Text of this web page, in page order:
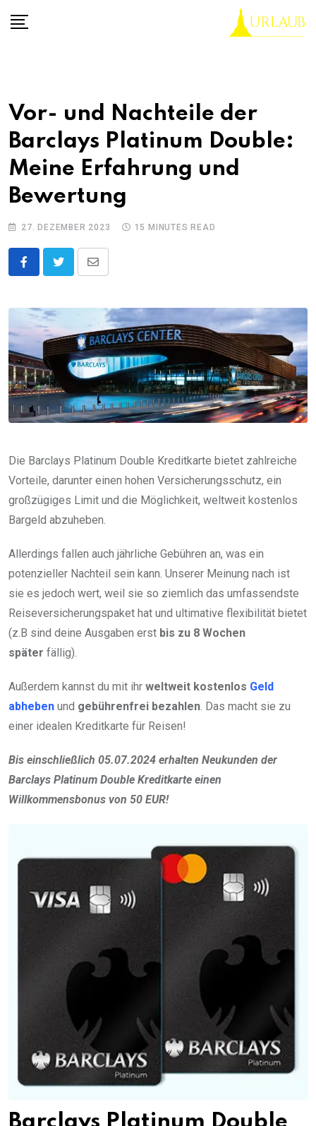
Vor- und Nachteile der
Barclays Platinum Double:
Meine Erfahrung und
Bewertung
27. DEZEMBER 2023 15 MINUTES READ
Share
Email
Die Barclays Platinum Double Kreditkarte bietet zahlreiche
Vorteile, darunter einen hohen Versicherungsschutz, ein
großzügiges Limit und die Möglichkeit, weltweit kostenlos
Bargeld abzuheben.
Allerdings fallen auch jährliche Gebühren an, was ein
potenzieller Nachteil sein kann. Unserer Meinung nach ist
sie es jedoch wert, weil sie so ziemlich das umfassendste
Reiseversicherungspaket hat und ultimative flexibilität bietet
(z.B sind deine Ausgaben erst bis zu 8 Wochen
später fällig).
Außerdem kannst du mit ihr weltweit kostenlos Geld
abheben und gebührenfrei bezahlen. Das macht sie zu
einer idealen Kreditkarte für Reisen!
Bis einschließlich 05.07.2024 erhalten Neukunden der
Barclays Platinum Double Kreditkarte einen
Willkommensbonus von 50 EUR!